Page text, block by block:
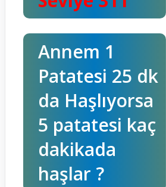
Annem 1
Patatesi 25 dk
da Haşlıyorsa
5 patatesi kaç
dakikada
haşlar ?